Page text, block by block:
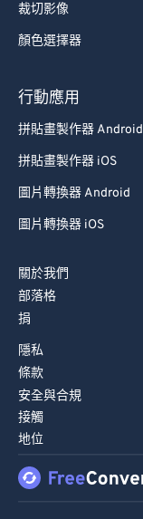
裁切影像
顏色選擇器
行動應用
拼貼畫製作器 Android
拼貼畫製作器 iOS
圖片轉換器 Android
圖片轉換器 iOS
關於我們
部落格
捐
隱私
條款
安全與合規
接觸
地位